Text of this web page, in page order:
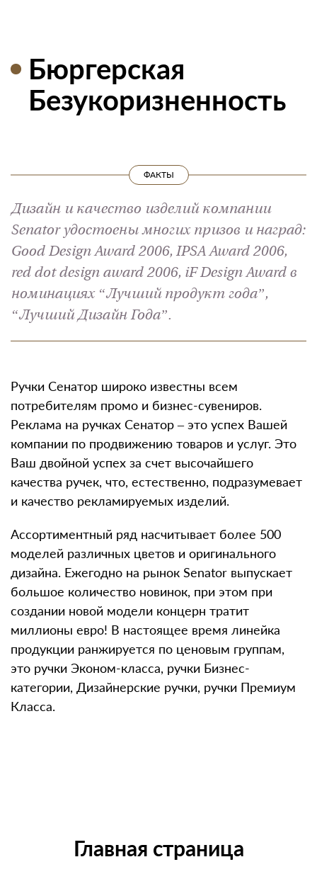
Бюргерская
Безукоризненность
ФАКТЫ
Дизайн и качество изделий компании
Senator удостоены многих призов и наград:
Good Design Award 2006, IPSA Award 2006,
red dot design award 2006, iF Design Award в
номинациях “Лучший продукт года”,
“Лучший Дизайн Года”.
Ручки Сенатор широко известны всем
потребителям промо и бизнес-сувениров.
Реклама на ручках Сенатор – это успех Вашей
компании по продвижению товаров и услуг. Это
Ваш двойной успех за счет высочайшего
качества ручек, что, естественно, подразумевает
и качество рекламируемых изделий.
Ассортиментный ряд насчитывает более 500
моделей различных цветов и оригинального
дизайна. Ежегодно на рынок Senator выпускает
большое количество новинок, при этом при
создании новой модели концерн тратит
миллионы евро! В настоящее время линейка
продукции ранжируется по ценовым группам,
это ручки Эконом-класса, ручки Бизнес-
категории, Дизайнерские ручки, ручки Премиум
Класса.
Главная страница